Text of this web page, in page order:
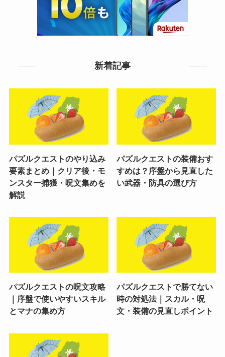
新着記事
パズルクエストのやり込み
要素まとめ｜クリア後・モ
ンスター捕獲・呪文集めを
解説
パズルクエストの装備おす
すめは？序盤から見直した
い武器・防具の選び方
パズルクエストの呪文攻略
｜序盤で使いやすいスキル
とマナの集め方
パズルクエストで勝てない
時の対処法｜スカル・呪
文・装備の見直しポイント